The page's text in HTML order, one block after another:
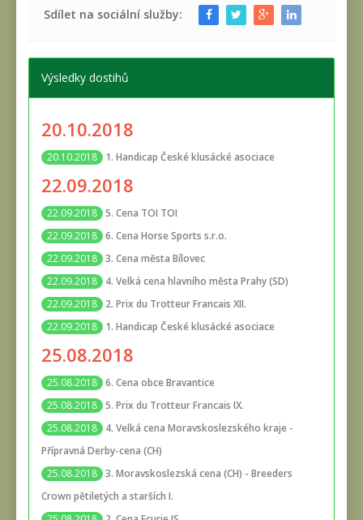
Sdílet na sociální služby:
Výsledky dostihů
20.10.2018
20.10.2018 1. Handicap České klusácké asociace
22.09.2018
22.09.2018 5. Cena TOI TOI
22.09.2018 6. Cena Horse Sports s.r.o.
22.09.2018 3. Cena města Bílovec
22.09.2018
4. Velká cena hlavního města Prahy (SD)
22.09.2018
2. Prix du Trotteur Francais XII.
22.09.2018
1. Handicap České klusácké asociace
25.08.2018
25.08.2018 6. Cena obce Bravantice
25.08.2018 5. Prix du Trotteur Francais IX.
25.08.2018
4. Velká cena Moravskoslezského kraje -
Přípravná Derby-cena (CH)
25.08.2018 3. Moravskoslezská cena (CH) - Breeders
Crown pětiletých a starších I.